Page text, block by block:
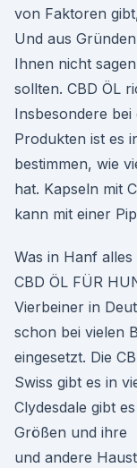
von Faktoren
Und aus
Ihnen nicht
sollten. CBD ÖL
Insbesondere
Produkten ist es
bestimmen, wie
hat. Kapseln mit
kann mit einer
Was in Hanf
CBD ÖL FÜR
Vierbeiner in
schon bei vielen
eingesetzt. Die
Swiss gibt es in
Clydesdale gibt
Größen und ihre
und andere